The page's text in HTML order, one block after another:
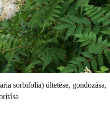
sorbifolia) ültetése, gondozása,